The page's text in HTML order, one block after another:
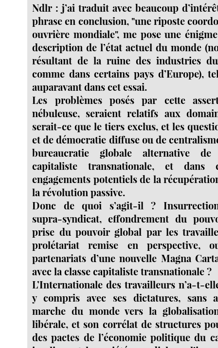
Ndlr : j’ai traduit avec beaucoup
phrase en conclusion, "une riposte
ouvrière mondiale", me pose une
description de l’état actuel du monde
résultant de la ruine des industries
comme dans certains pays d’Europe),
auparavant dans cet essai.
Les problèmes posés par cette
nébuleuse, seraient relatifs aux
serait-ce que le tiers exclus, et les
et de démocratie diffuse ou de
bureaucratie globale alternative
capitaliste transnationale, et
engagements potentiels de la
la révolution passive.
Donc de quoi s’agit-il ?
supra-syndicat, effondrement du
prise du pouvoir global par les
prolétariat remise en perspective,
partenariats d’une nouvelle Magna
avec la classe capitaliste transnationale ?
L’Internationale des travailleurs n’a-t-
y compris avec ses dictatures, sans
marche du monde vers la
libérale, et son corrélat de structures
des pactes de l’économie politique du